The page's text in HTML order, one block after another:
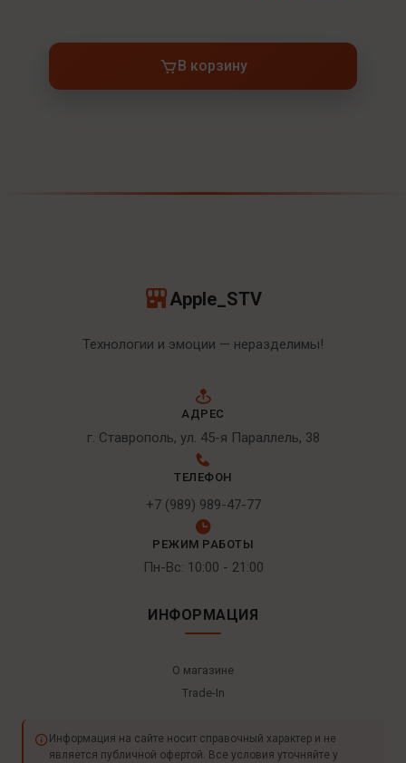
В корзину
Apple_STV
Технологии и эмоции — неразделимы!
АДРЕС
г. Ставрополь, ул. 45-я Параллель, 38
ТЕЛЕФОН
+7 (989) 989-47-77
РЕЖИМ РАБОТЫ
Пн-Вс: 10:00 - 21:00
ИНФОРМАЦИЯ
О магазине
Trade-In
Информация на сайте носит справочный характер и не
является публичной офертой. Все условия уточняйте у